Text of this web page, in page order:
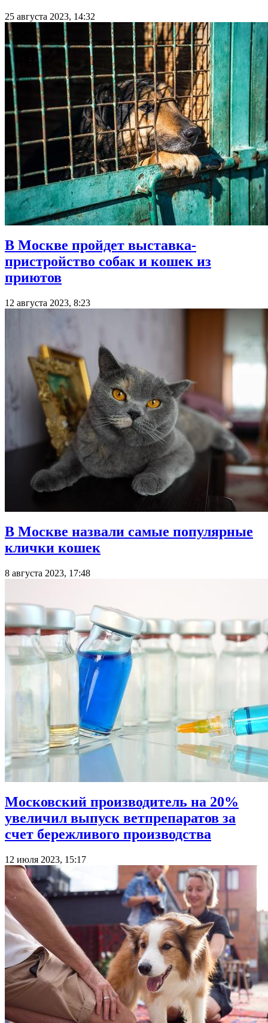
25 августа 2023, 14:32
В Москве пройдет выставка-
пристройство собак и кошек из
приютов
12 августа 2023, 8:23
В Москве назвали самые популярные
клички кошек
8 августа 2023, 17:48
Московский производитель на 20%
увеличил выпуск ветпрепаратов за
счет бережливого производства
12 июля 2023, 15:17